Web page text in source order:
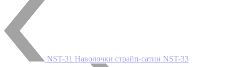
NST-31 Наволочки страйп-сатин NST-33